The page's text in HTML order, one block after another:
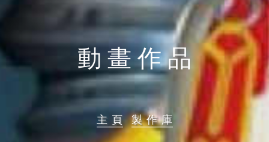
動 畫 作 品
主 頁 製 作 庫